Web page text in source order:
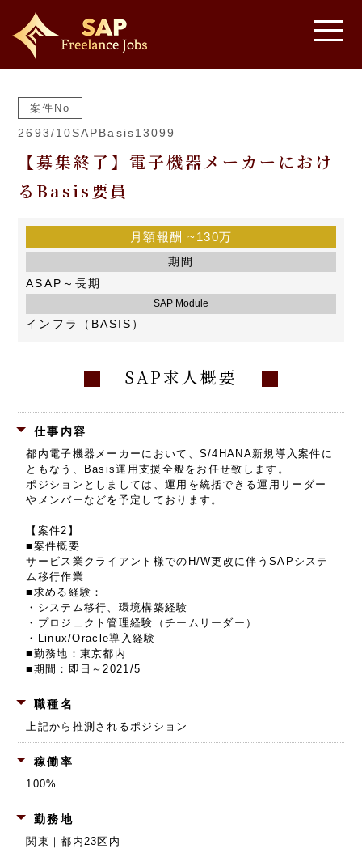
案件No
2693/10SAPBasis13099
【募集終了】電子機器メーカーにおけ
るBasis要員
月額報酬 ~130万
期間
ASAP～長期
SAP Module
インフラ（BASIS）
SAP求人概要
仕事内容
都内電子機器メーカーにおいて、S/4HANA新規導入案件に
ともなう、Basis運用支援全般をお任せ致します。
ポジションとしましては、運用を統括できる運用リーダー
やメンバーなどを予定しております。
【案件2】
■案件概要
サービス業クライアント様でのH/W更改に伴うSAPシステ
ム移行作業
■求める経験：
・システム移行、環境構築経験
・プロジェクト管理経験（チームリーダー）
・Linux/Oracle導入経験
■勤務地：東京都内
■期間：即日～2021/5
職種名
上記から推測されるポジション
稼働率
100%
勤務地
関東｜都内23区内